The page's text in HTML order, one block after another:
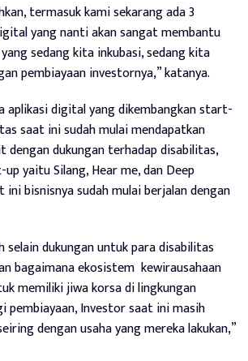
termasuk kami sekarang ada 3
yang nanti akan sangat membantu
sedang kita inkubasi, sedang kita
pembiayaan investornya,” katanya.
aplikasi digital yang dikembangkan start-
saat ini sudah mulai mendapatkan
dengan dukungan terhadap disabilitas,
yaitu Silang, Hear me, dan Deep
bisnisnya sudah mulai berjalan dengan
selain dukungan untuk para disabilitas
bagaimana ekosistem kewirausahaan
memiliki jiwa korsa di lingkungan
pembiayaan, Investor saat ini masih
dengan usaha yang mereka lakukan,”